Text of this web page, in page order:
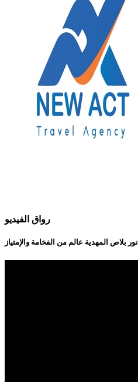
رواق الفيديو
نور بلاص المهدية عالم من الفخامة والإمتياز